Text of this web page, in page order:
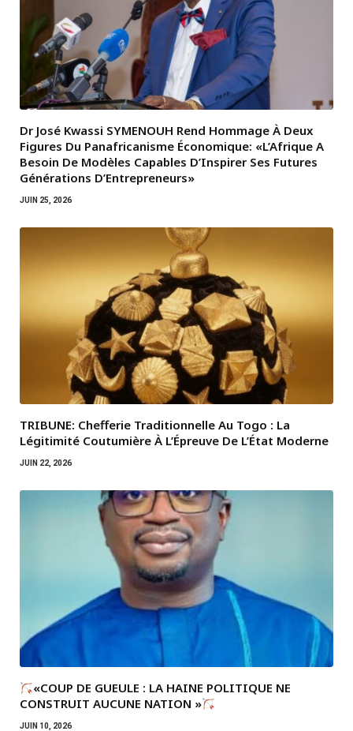
Dr José Kwassi SYMENOUH Rend Hommage À Deux
Figures Du Panafricanisme Économique: «L’Afrique A
Besoin De Modèles Capables D’Inspirer Ses Futures
Générations D’Entrepreneurs»
JUIN 25, 2026
TRIBUNE: Chefferie Traditionnelle Au Togo : La
Légitimité Coutumière À L’Épreuve De L’État Moderne
JUIN 22, 2026
«COUP DE GUEULE : LA HAINE POLITIQUE NE
CONSTRUIT AUCUNE NATION »
JUIN 10, 2026